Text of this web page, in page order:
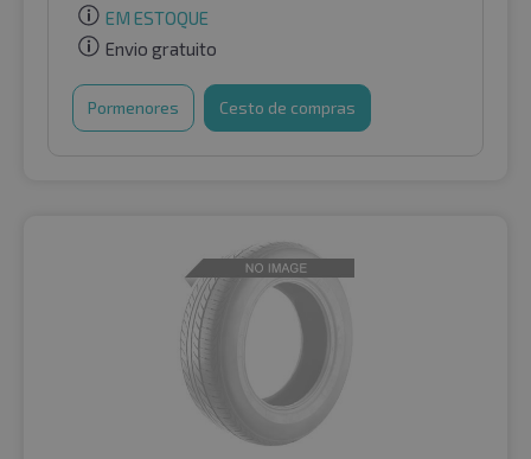
EM ESTOQUE
Envio gratuito
Pormenores Cesto de compras